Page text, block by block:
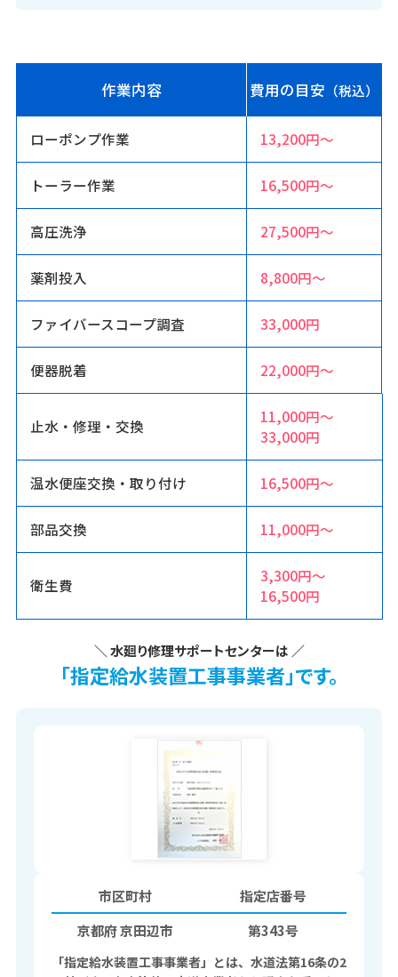
作業内容 費用の目安 （税込）
ローポンプ作業 13,200円〜
トーラー作業 16,500円〜
高圧洗浄 27,500円〜
薬剤投入 8,800円〜
ファイバースコープ調査 33,000円
便器脱着 22,000円〜
止水・修理・交換
11,000円〜
33,000円
温水便座交換・取り付け 16,500円〜
部品交換 11,000円〜
衛生費
3,300円〜
16,500円
＼ 水廻り修理サポートセンターは ／
「指定給水装置工事事業者」です。
市区町村
京都府 京田辺市
指定店番号
第343号
「指定給水装置工事事業者」とは、水道法第16条の2